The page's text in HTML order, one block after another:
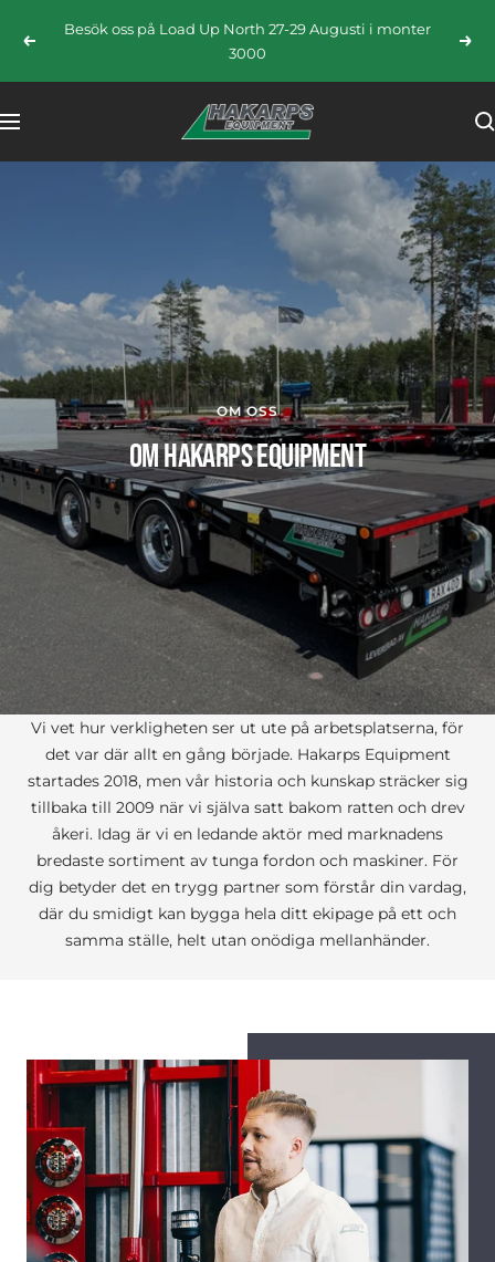
Föregående
Besök oss på Load Up North 27-29 Augusti i monter
3000
Navigering
HAKARPS
EQUIPMENT
OM OSS
OM HAKARPS EQUIPMENT
Vi vet hur verkligheten ser ut ute på arbetsplatserna, för
det var där allt en gång började. Hakarps Equipment
startades 2018, men vår historia och kunskap sträcker sig
tillbaka till 2009 när vi själva satt bakom ratten och drev
åkeri. Idag är vi en ledande aktör med marknadens
bredaste sortiment av tunga fordon och maskiner. För
dig betyder det en trygg partner som förstår din vardag,
där du smidigt kan bygga hela ditt ekipage på ett och
samma ställe, helt utan onödiga mellanhänder.